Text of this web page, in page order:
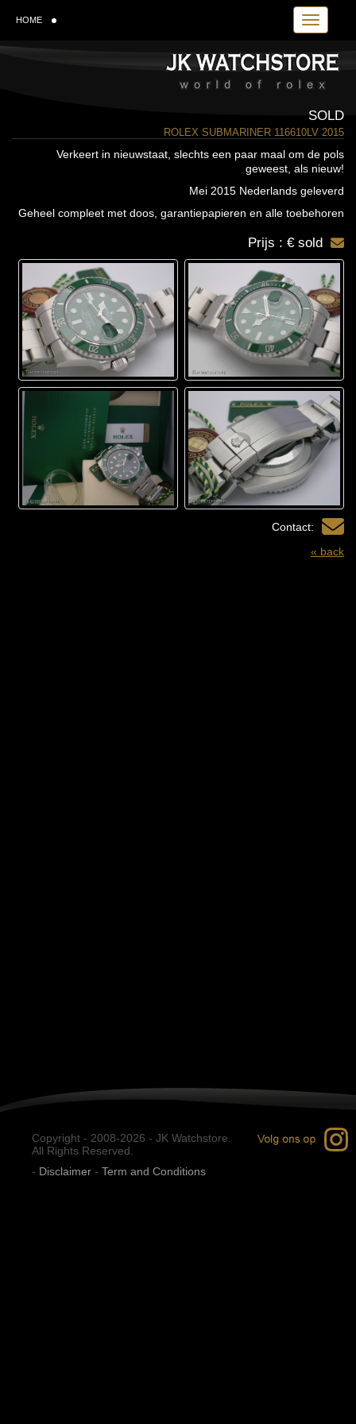
Toggle
HOME
SOLD
ROLEX SUBMARINER 116610LV 2015
Verkeert in nieuwstaat, slechts een paar maal om de pols
geweest, als nieuw!
Mei 2015 Nederlands geleverd
Geheel compleet met doos, garantiepapieren en alle toebehoren
Prijs : € sold
Contact:
« back
Copyright - 2008-2026 - JK Watchstore.
All Rights Reserved.
- Disclaimer - Term and Conditions